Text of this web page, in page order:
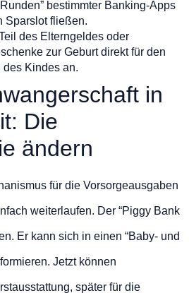
bestimmter Banking-Apps
Sparslot fließen.
des Elterngeldes oder
zur Geburt direkt für den
Kindes an.
in
Die
ändern
für die Vorsorgeausgaben
weiterlaufen. Der “Piggy Bank
Er kann sich in einen “Baby- und
Jetzt können
später für die